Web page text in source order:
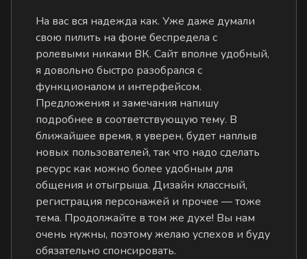
На вас вся надежда как. Уже даже думали
свою пилить на фоне беспредела с
ролевыми никами ВК. Сайт вполне удобный,
я довольно быстро разобрался с
функционалом и интерфейсом.
Предложения и замечания напишу
подробнее в соответствующую тему. В
ближайшее время, я уверен, будет наплыв
новых пользователей, так что надо сделать
ресурс как можно более удобным для
общения и отыгрыша. Дизайн классный,
регистрация персонажей и прочее — тоже
тема. Продолжайте в том же духе! Вы нам
очень нужны, поэтому желаю успехов и буду
обязательно спонсировать.